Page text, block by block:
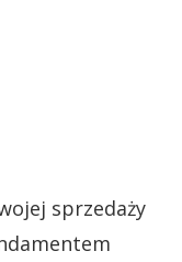
sprzedaży